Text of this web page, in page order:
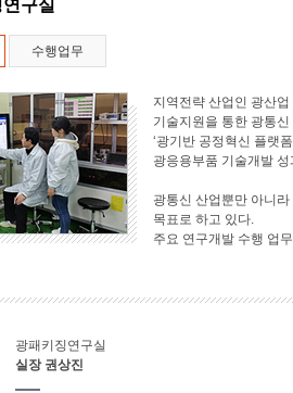
구실
수행업무
지역전략 산업인 광산
기술지원을 통한 광통
‘광기반 공정혁신 플랫
광응용부품 기술개발
광통신 산업뿐만 아니
목표로 하고 있다.
주요 연구개발 수행 업
광패키징연구실
실장 권상진